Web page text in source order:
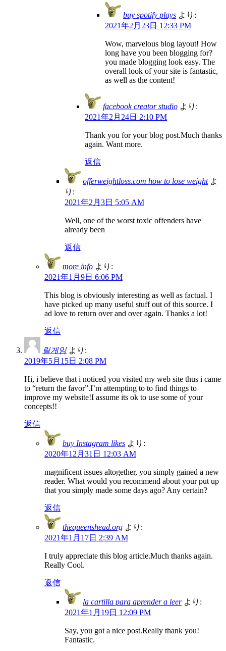
buy spotify plays より:
2021年2月23日 12:33 PM
Wow, marvelous blog layout! How
long have you been blogging for?
you made blogging look easy. The
overall look of your site is fantastic,
as well as the content!
facebook creator studio より:
2021年2月24日 2:10 PM
Thank you for your blog post.Much thanks
again. Want more.
返信
offerweightloss.com how to lose weight よ
り:
2021年2月3日 5:05 AM
Well, one of the worst toxic offenders have
already been
返信
more info より:
2021年1月9日 6:06 PM
This blog is obviously interesting as well as factual. I
have picked up many useful stuff out of this source. I
ad love to return over and over again. Thanks a lot!
返信
릴게임 より:
2019年5月15日 2:08 PM
Hi, i believe that i noticed you visited my web site thus i came
to “return the favor”.I’m attempting to to find things to
improve my website!I assume its ok to use some of your
concepts!!
返信
buy Instagram likes より:
2020年12月31日 12:03 AM
magnificent issues altogether, you simply gained a new
reader. What would you recommend about your put up
that you simply made some days ago? Any certain?
返信
thequeenshead.org より:
2021年1月17日 2:39 AM
I truly appreciate this blog article.Much thanks again.
Really Cool.
返信
la cartilla para aprender a leer より:
2021年1月19日 12:09 PM
Say, you got a nice post.Really thank you!
Fantastic.